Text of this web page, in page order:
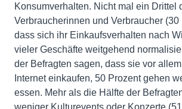
Konsumverhalten. Nicht mal ein Drittel
Verbraucherinnen und Verbraucher (30
dass sich ihr Einkaufsverhalten nach
vieler Geschäfte weitgehend
der Befragten sagen, dass sie vor
Internet einkaufen, 50 Prozent gehen
essen. Mehr als die Hälfte der
weniger Kulturevents oder Konzerte